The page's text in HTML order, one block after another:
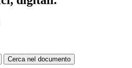
Cerca nel documento